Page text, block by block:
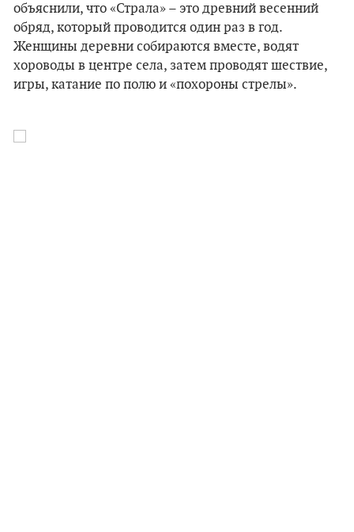
объяснили, что «Страла» – это древний весенний
обряд, который проводится один раз в год.
Женщины деревни собираются вместе, водят
хороводы в центре села, затем проводят шествие,
игры, катание по полю и «похороны стрелы».